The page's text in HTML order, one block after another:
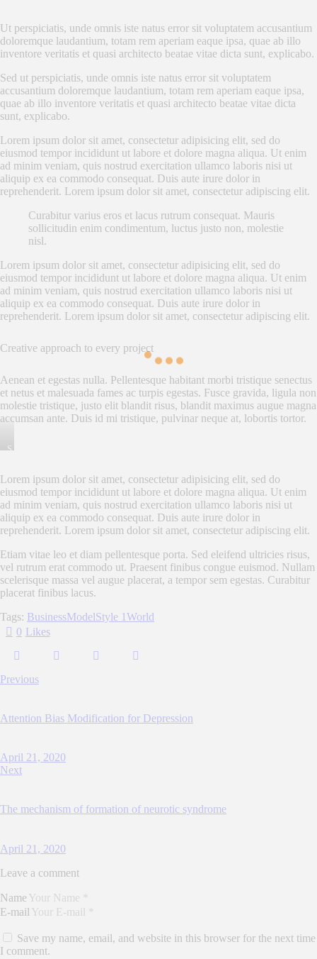
Ut perspiciatis, unde omnis iste natus error sit voluptatem accusantium
doloremque laudantium, totam rem aperiam eaque ipsa, quae ab illo
inventore veritatis et quasi architecto beatae vitae dicta sunt, explicabo.
Sed ut perspiciatis, unde omnis iste natus error sit voluptatem
accusantium doloremque laudantium, totam rem aperiam eaque ipsa,
quae ab illo inventore veritatis et quasi architecto beatae vitae dicta
sunt, explicabo.
Lorem ipsum dolor sit amet, consectetur adipisicing elit, sed do
eiusmod tempor incididunt ut labore et dolore magna aliqua. Ut enim
ad minim veniam, quis nostrud exercitation ullamco laboris nisi ut
aliquip ex ea commodo consequat. Duis aute irure dolor in
reprehenderit. Lorem ipsum dolor sit amet, consectetur adipiscing elit.
Curabitur varius eros et lacus rutrum consequat. Mauris
sollicitudin enim condimentum, luctus justo non, molestie
nisl.
Lorem ipsum dolor sit amet, consectetur adipisicing elit, sed do
eiusmod tempor incididunt ut labore et dolore magna aliqua. Ut enim
ad minim veniam, quis nostrud exercitation ullamco laboris nisi ut
aliquip ex ea commodo consequat. Duis aute irure dolor in
reprehenderit. Lorem ipsum dolor sit amet, consectetur adipiscing elit.
Creative approach to every project
Aenean et egestas nulla. Pellentesque habitant morbi tristique senectus
et netus et malesuada fames ac turpis egestas. Fusce gravida, ligula non
molestie tristique, justo elit blandit risus, blandit maximus augue magna
accumsan ante. Duis id mi tristique, pulvinar neque at, lobortis tortor.
S
t
c
l
i
t
a
a
s
d
g
u
e
r
g
,
s
e
a
n
c
s
l
b
r
e
o
Lorem ipsum dolor sit amet, consectetur adipisicing elit, sed do
eiusmod tempor incididunt ut labore et dolore magna aliqua. Ut enim
ad minim veniam, quis nostrud exercitation ullamco laboris nisi ut
aliquip ex ea commodo consequat. Duis aute irure dolor in
reprehenderit. Lorem ipsum dolor sit amet, consectetur adipiscing elit.
Etiam vitae leo et diam pellentesque porta. Sed eleifend ultricies risus,
vel rutrum erat commodo ut. Praesent finibus congue euismod. Nullam
scelerisque massa vel augue placerat, a tempor sem egestas. Curabitur
placerat finibus lacus.
Tags: BusinessModelStyle 1World
0 Likes
Post
Previous
Attention Bias Modification for Depression
April 21, 2020
Next
The mechanism of formation of neurotic syndrome
April 21, 2020
Leave a comment
Name
E-mail
Save my name, email, and website in this browser for the next time
I comment.